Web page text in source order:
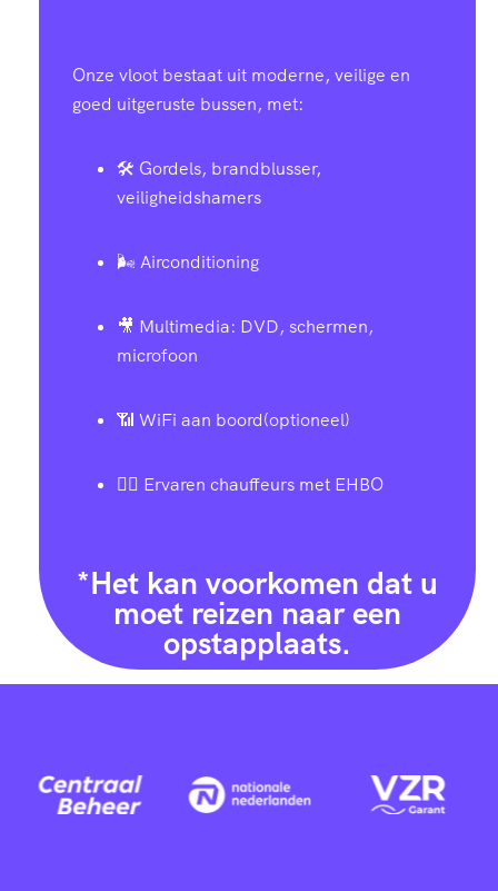
Onze vloot bestaat uit moderne, veilige en
goed uitgeruste bussen, met:
🛠️ Gordels, brandblusser,
veiligheidshamers
🌬️ Airconditioning
🎥 Multimedia: DVD, schermen,
microfoon
📶 WiFi aan boord(optioneel)
👨‍✈️ Ervaren chauffeurs met EHBO
*Het kan voorkomen dat u
moet reizen naar een
opstapplaats.